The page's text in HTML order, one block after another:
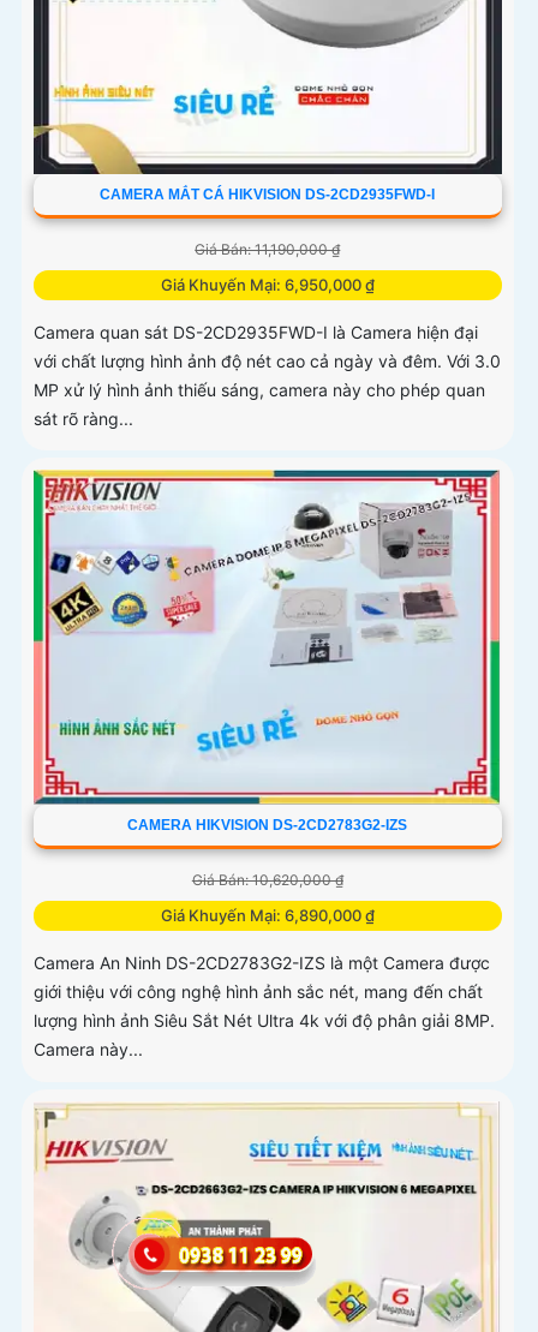
CAMERA MẮT CÁ HIKVISION DS-2CD2935FWD-I
Giá Bán: 11,190,000 ₫
Giá Khuyến Mại: 6,950,000 ₫
Camera quan sát DS-2CD2935FWD-I là Camera hiện đại
với chất lượng hình ảnh độ nét cao cả ngày và đêm. Với 3.0
MP xử lý hình ảnh thiếu sáng, camera này cho phép quan
sát rõ ràng...
CAMERA HIKVISION DS-2CD2783G2-IZS
Giá Bán: 10,620,000 ₫
Giá Khuyến Mại: 6,890,000 ₫
Camera An Ninh DS-2CD2783G2-IZS là một Camera được
giới thiệu với công nghệ hình ảnh sắc nét, mang đến chất
lượng hình ảnh Siêu Sắt Nét Ultra 4k với độ phân giải 8MP.
Camera này...